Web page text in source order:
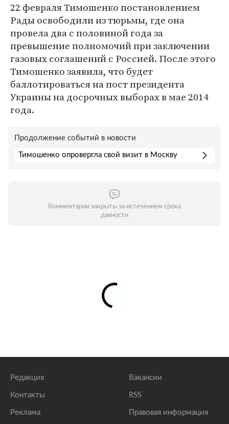
22 февраля Тимошенко постановлением
Рады освободили из тюрьмы, где она
провела два с половиной года за
превышение полномочий при заключении
газовых соглашений с Россией. После этого
Тимошенко заявила, что будет
баллотироваться на пост президента
Украины на досрочных выборах в мае 2014
года.
Продолжение событий в новости
Тимошенко опровергла свой визит в Москву
Комментарии закрыты за истечением срока
давности
Редакция
Контакты
Реклама
Вакансии
RSS
Правовая информация